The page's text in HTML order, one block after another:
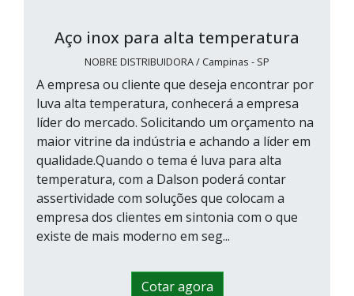
Aço inox para alta temperatura
NOBRE DISTRIBUIDORA / Campinas - SP
A empresa ou cliente que deseja encontrar por
luva alta temperatura, conhecerá a empresa
líder do mercado. Solicitando um orçamento na
maior vitrine da indústria e achando a líder em
qualidade.Quando o tema é luva para alta
temperatura, com a Dalson poderá contar
assertividade com soluções que colocam a
empresa dos clientes em sintonia com o que
existe de mais moderno em seg...
Cotar agora